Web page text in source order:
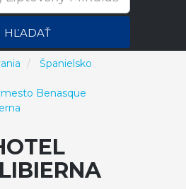
HĽADAŤ
Španielsko
Benasque